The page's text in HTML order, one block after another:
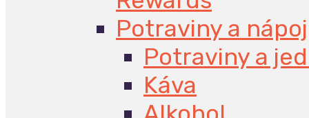
Potraviny a
Potraviny a
Káva